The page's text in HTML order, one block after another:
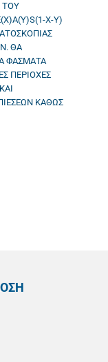
ΤΟΥ
X-Y)
ΘΑ
ΦΑΣΜΑΤΑ
ΠΕΡΙΟΧΕΣ
ΚΑΘΩΣ